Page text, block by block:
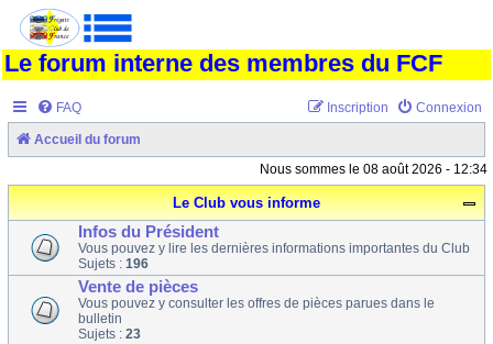
Le forum interne des membres du FCF
FAQ Connexion
Inscription
Accueil du forum
Nous sommes le 08 août 2026 - 12:34
Le Club vous informe
Infos du Président
Vous pouvez y lire les dernières informations importantes du Club
Sujets : 196
Vente de pièces
Vous pouvez y consulter les offres de pièces parues dans le
bulletin
Sujets : 23